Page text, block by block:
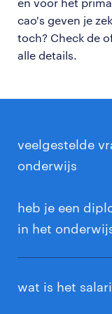
cao's geven je
toch? Check de
alle details.
veelgestelde
onderwijs
heb je een
in het
(pabo) is nodig
wat is het